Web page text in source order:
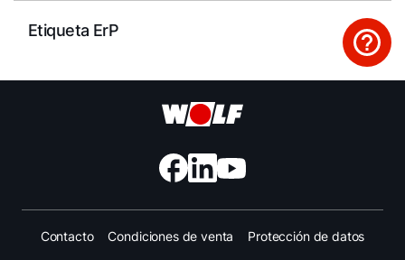
Etiqueta ErP
Contacto Condiciones de venta Protección de datos